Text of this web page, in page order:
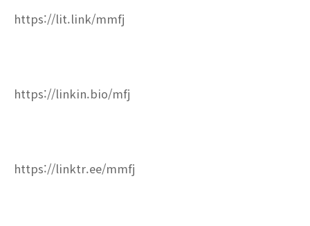
https://lit.link/mmfj
https://linkin.bio/mfj
https://linktr.ee/mmfj